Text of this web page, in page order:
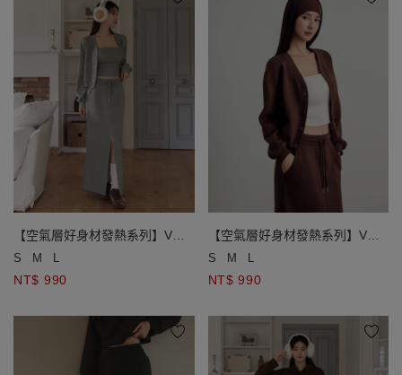
【空氣層好身材發熱系列】V領
壓扣下擺抽繩長袖外套
S M L
NT$ 990
【空氣層好身材發熱系列】V領
壓扣下擺抽繩長袖外套
S M L
NT$ 990